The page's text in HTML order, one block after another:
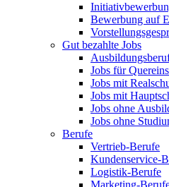
Bewerbung auf
Gut bezahlte Jobs
Jobs für
Jobs mit
Jobs mit
Jobs ohne
Jobs ohne
Berufe
Vertrieb-Berufe
Kundenservice-
Logistik-Berufe
Marketing-